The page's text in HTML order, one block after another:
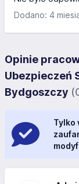
Dodano: 4
Opinie
Ubezpieczeń
Bydgoszczy
Tylko